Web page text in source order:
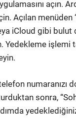
açın.
Açılan menüden
iCloud gibi
işlemi
numaranızı
sonra,